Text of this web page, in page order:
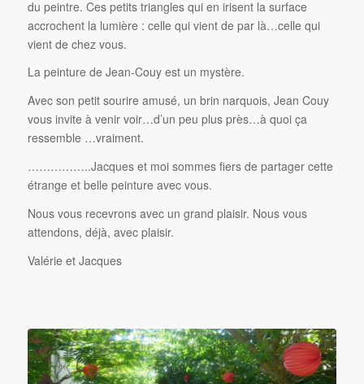
du peintre. Ces petits triangles qui en irisent la surface
accrochent la lumière : celle qui vient de par là…celle qui
vient de chez vous.
La peinture de Jean-Couy est un mystère.
Avec son petit sourire amusé, un brin narquois, Jean Couy
vous invite à venir voir…d’un peu plus près…à quoi ça
ressemble …vraiment.
……………..Jacques et moi sommes fiers de partager cette
étrange et belle peinture avec vous.
Nous vous recevrons avec un grand plaisir. Nous vous
attendons, déjà, avec plaisir.
Valérie et Jacques